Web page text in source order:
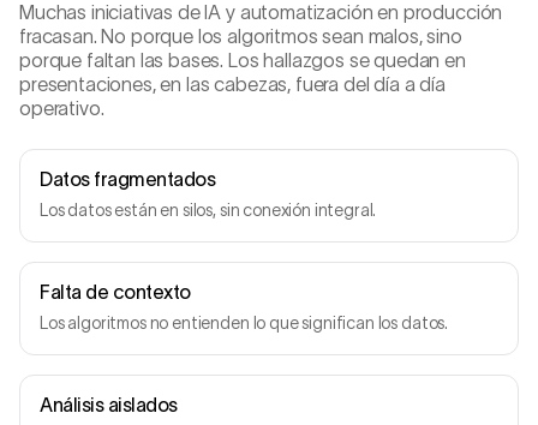
Muchas iniciativas de IA y automatización en producción
fracasan. No porque los algoritmos sean malos, sino
porque faltan las bases. Los hallazgos se quedan en
presentaciones, en las cabezas, fuera del día a día
operativo.
Datos fragmentados
Los datos están en silos, sin conexión integral.
Falta de contexto
Los algoritmos no entienden lo que significan los datos.
Análisis aislados